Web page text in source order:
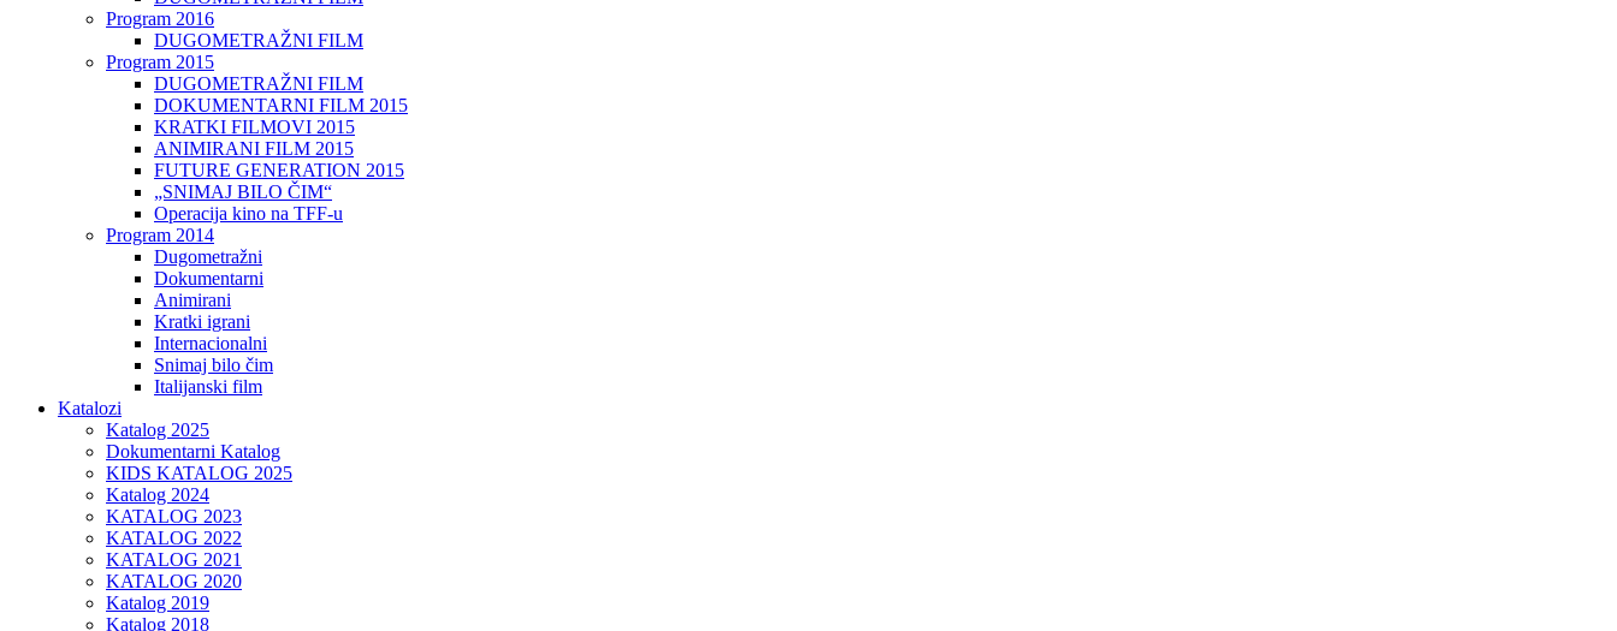
Program 2016
DUGOMETRAŽNI FILM
Program 2015
DUGOMETRAŽNI FILM
DOKUMENTARNI FILM 2015
KRATKI FILMOVI 2015
ANIMIRANI FILM 2015
FUTURE GENERATION 2015
„SNIMAJ BILO ČIM“
Operacija kino na TFF-u
Program 2014
Dugometražni
Dokumentarni
Animirani
Kratki igrani
Internacionalni
Snimaj bilo čim
Italijanski film
Katalozi
Katalog 2025
Dokumentarni Katalog
KIDS KATALOG 2025
Katalog 2024
KATALOG 2023
KATALOG 2022
KATALOG 2021
KATALOG 2020
Katalog 2019
Katalog 2018